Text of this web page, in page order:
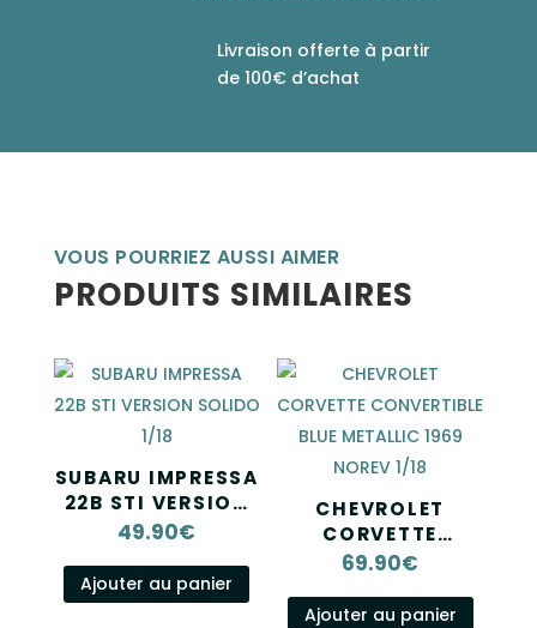
Livraison offerte à partir
de 100€ d’achat
VOUS POURRIEZ AUSSI AIMER
PRODUITS SIMILAIRES
SUBARU IMPRESSA
22B STI VERSION
SOLIDO 1/18
49.90€
Ajouter au panier
CHEVROLET
CORVETTE
CONVERTIBLE
1969 NOREV 1/18
69.90€
Ajouter au panier